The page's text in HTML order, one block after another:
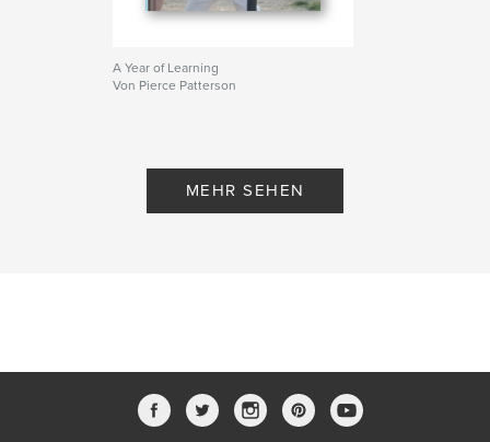
A Year of Learning
Von Pierce Patterson
MEHR SEHEN